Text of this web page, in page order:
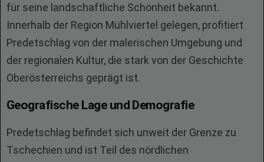
für seine landschaftliche Schönheit bekannt.
Innerhalb der Region Mühlviertel gelegen, profitiert
Predetschlag von der malerischen Umgebung und
der regionalen Kultur, die stark von der Geschichte
Oberösterreichs geprägt ist.
Geografische Lage und Demografie
Predetschlag befindet sich unweit der Grenze zu
Tschechien und ist Teil des nördlichen